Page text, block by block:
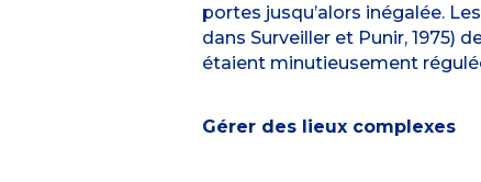
portes jusqu’alors inégalée.
dans Surveiller et Punir, 1975)
étaient minutieusement
Gérer des lieux complexes